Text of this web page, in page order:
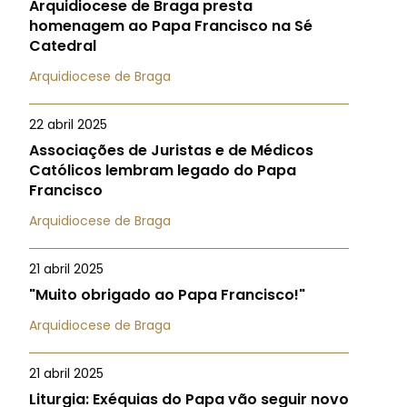
Arquidiocese de Braga presta
homenagem ao Papa Francisco na Sé
Catedral
Arquidiocese de Braga
22 abril 2025
Associações de Juristas e de Médicos
Católicos lembram legado do Papa
Francisco
Arquidiocese de Braga
21 abril 2025
"Muito obrigado ao Papa Francisco!"
Arquidiocese de Braga
21 abril 2025
Liturgia: Exéquias do Papa vão seguir novo